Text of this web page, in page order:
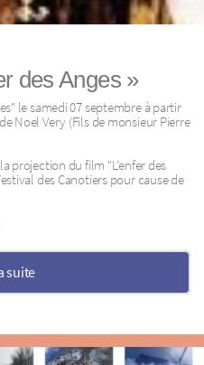
des Anges »
le samedi 07 septembre à partir
Noel Very (Fils de monsieur Pierre
projection du film "L’enfer des
des Canotiers pour cause de
suite